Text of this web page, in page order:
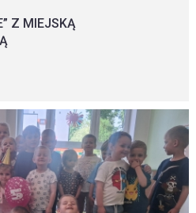
Z MIEJSKĄ